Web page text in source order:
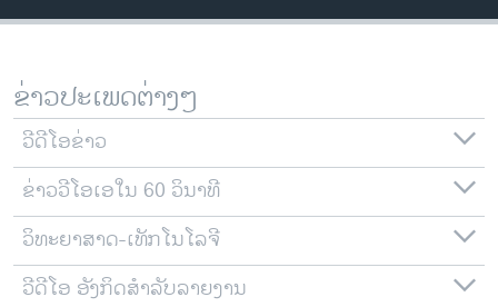
ລາຍການກະຈາຍສຽງ
ລາຍງານ
ຕິດຕາມພວກເຮົາ ທີ່
ພາສາຕ່າງໆ
ຂ່າວປະເພດຕ່າງໆ
ວີດີໂອຂ່າວ
ຂ່າວວີໂອເອໃນ 60 ວິນາທີ
ວິທະຍາສາດ-ເທັກໂນໂລຈີ
ວີດີໂອ ອັງກິດສຳລັບລາຍງານ